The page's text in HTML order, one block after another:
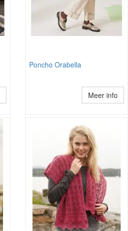
Poncho Orabella
Meer info